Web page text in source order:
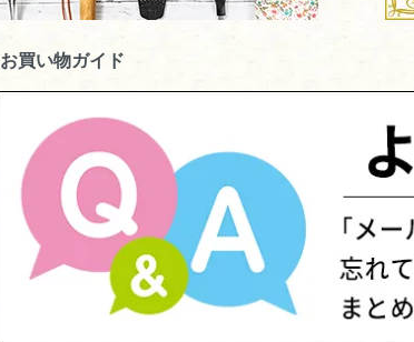
021/12/20 10:55:46）
さくら
2020/04/13
お気に入り！
うまかだし、とても気に入ってます。
お味噌汁や、煮物がとても美味しくできます
使い続けて、早や6年です！
我が家になくてはならないうまかだしです!!
お買い物ガイド